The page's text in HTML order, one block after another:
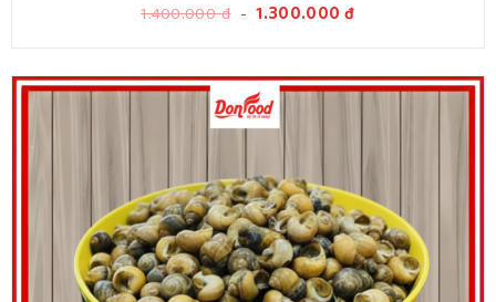
1.400.000đ - 1.300.000đ